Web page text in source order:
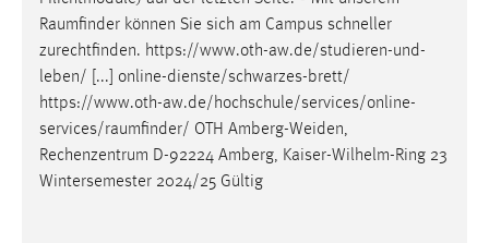
Raumfinder können Sie sich am Campus schneller
zurechtfinden. https://www.oth-aw.de/studieren-und-
leben/ [...] online-dienste/schwarzes-brett/
https://www.oth-aw.de/hochschule/services/online-
services/raumfinder/ OTH Amberg-Weiden,
Rechenzentrum D-92224 Amberg, Kaiser-Wilhelm-Ring 23
Wintersemester 2024/25 Gültig
EXTERNE MEDIEN
Um Inhalte von Videoplattformen und Social Media
Plattformen anzeigen zu können, werden von diesen
externen Medien Cookies gesetzt.
YouTube